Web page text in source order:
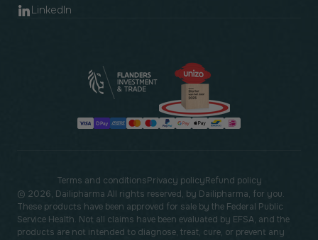
LinkedIn
Payment
© 2026, Dailipharma All rights reserved, by Dailipharma, for you.
These products have been approved for sale by the Federal Public
Service Health. Not all claims have been evaluated by EFSA, and the
products are not intended to diagnose, treat, cure, or prevent any
Terms and conditionsPrivacy policyRefund policy